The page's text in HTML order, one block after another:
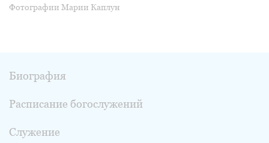
Фотографии Марии Каплун
Биография
Расписание богослужений
Служение